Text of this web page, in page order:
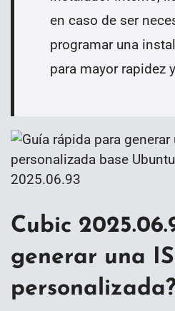
en caso de ser
programar una
para mayor rapidez
Cubic
generar una